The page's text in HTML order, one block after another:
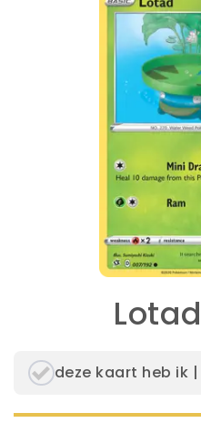
deze kaart heb ik